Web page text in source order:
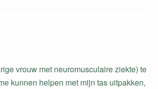
vrouw met neuromusculaire ziekte) te
kunnen helpen met mijn tas uitpakken,